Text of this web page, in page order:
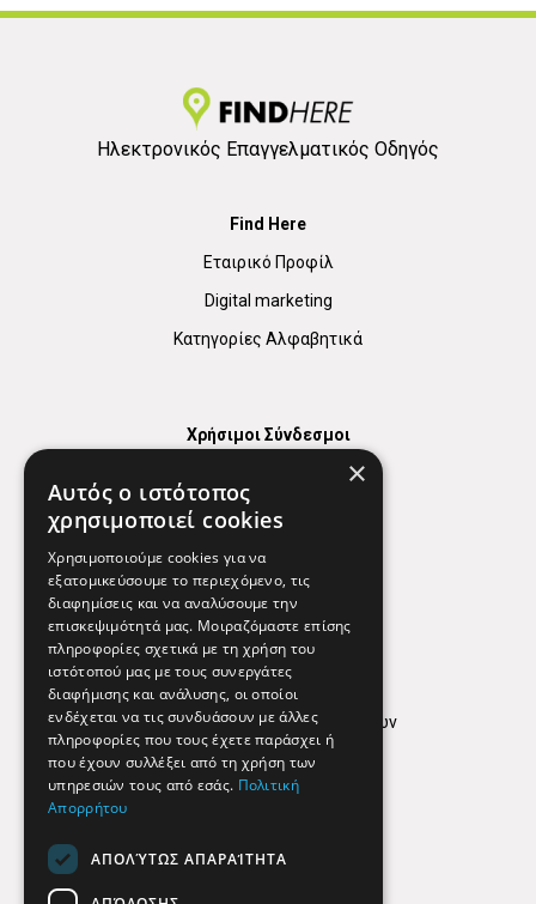
Ηλεκτρονικός Επαγγελματικός Οδηγός
Find Here
Εταιρικό Προφίλ
Digital marketing
Κατηγορίες Αλφαβητικά
Χρήσιμοι Σύνδεσμοι
Χρήσιμα Τηλέφωνα
Εφημερεύοντα Φαρμακεία
Απόρρητο
Όροι Χρήσης
Πολιτική προστασίας δεδομένων
Findhere
Social Media
×
Αυτός ο ιστότοπος
χρησιμοποιεί cookies
Χρησιμοποιούμε cookies για να
εξατομικεύσουμε το περιεχόμενο, τις
διαφημίσεις και να αναλύσουμε την
επισκεψιμότητά μας. Μοιραζόμαστε επίσης
πληροφορίες σχετικά με τη χρήση του
ιστότοπού μας με τους συνεργάτες
διαφήμισης και ανάλυσης, οι οποίοι
ενδέχεται να τις συνδυάσουν με άλλες
πληροφορίες που τους έχετε παράσχει ή
που έχουν συλλέξει από τη χρήση των
υπηρεσιών τους από εσάς. Πολιτική
Απορρήτου
ΑΠΟΛΎΤΩΣ ΑΠΑΡΑΊΤΗΤΑ